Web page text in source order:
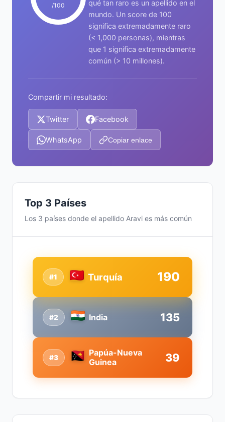
/100
qué tan raro es un apellido en el
mundo. Un score de 100
significa extremadamente raro
(< 1,000 personas), mientras
que 1 significa extremadamente
común (> 10 millones).
Compartir mi resultado:
Twitter Facebook
WhatsApp Copiar enlace
Top 3 Países
Los 3 países donde el apellido Aravi es más común
#2 India 135
#1 Turquía 190
#3
Papúa-Nueva
Guinea
39